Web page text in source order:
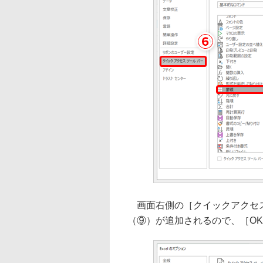
画面右側の［クイックアクセ
（⑨）が追加されるので、［